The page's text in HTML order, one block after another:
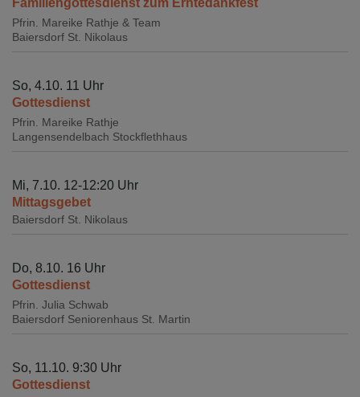
Familiengottesdienst zum Erntedankfest
Pfrin. Mareike Rathje & Team
Baiersdorf St. Nikolaus
So, 4.10. 11 Uhr
Gottesdienst
Pfrin. Mareike Rathje
Langensendelbach Stockflethhaus
Mi, 7.10. 12-12:20 Uhr
Mittagsgebet
Baiersdorf St. Nikolaus
Do, 8.10. 16 Uhr
Gottesdienst
Pfrin. Julia Schwab
Baiersdorf Seniorenhaus St. Martin
So, 11.10. 9:30 Uhr
Gottesdienst